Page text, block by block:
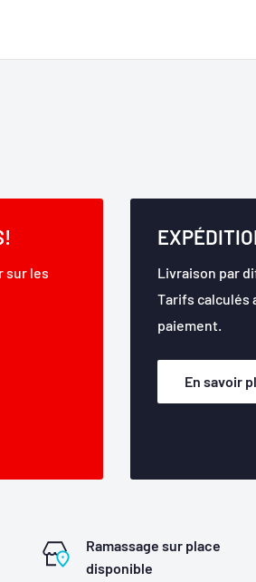
sur les
Livraison par
Tarifs calculés
paiement.
En savoir
Ramassage sur place
disponible